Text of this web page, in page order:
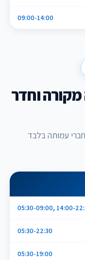
09:00-14:00
וחדר
עמותה בלבד
05:30-09:00, 14:00-
05:30-22:30
05:30-19:00